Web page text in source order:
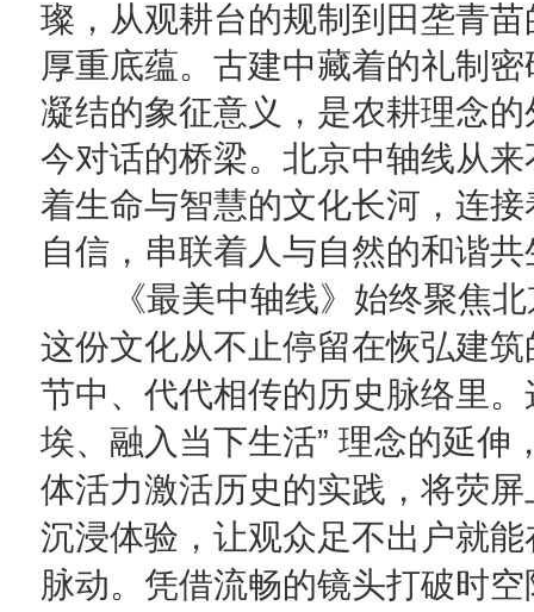
璨，从观耕台的规制到田垄青
厚重底蕴。古建中藏着的礼制
凝结的象征意义，是农耕理念
今对话的桥梁。 北京中轴线从
着生命与智慧的文化长河，连
自信，串联着人与自然的和谐共
《最美中轴线》始终聚焦
这份文化从不止停留在恢弘建
节中、代代相传的历史脉络里
埃、融入当下生活” 理念的延伸
体活力激活历史的实践，将荧
沉浸体验，让观众足不出户就
脉动。凭借流畅的镜头打破时